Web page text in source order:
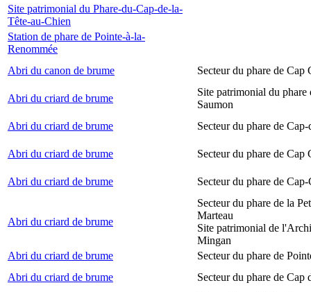
Site patrimonial du Phare-du-Cap-de-la-
Tête-au-Chien
Station de phare de Pointe-à-la-
Renommée
Abri du canon de brume
Secteur du phare de Cap
Abri du criard de brume
Site patrimonial du phare
Saumon
Abri du criard de brume
Secteur du phare de Cap-
Abri du criard de brume Secteur du phare de Cap
Abri du criard de brume Secteur du phare de Cap-
Abri du criard de brume
Secteur du phare de la
Marteau
Site patrimonial de
Mingan
Abri du criard de brume
Secteur du phare de
Abri du criard de brume
Secteur du phare de Cap